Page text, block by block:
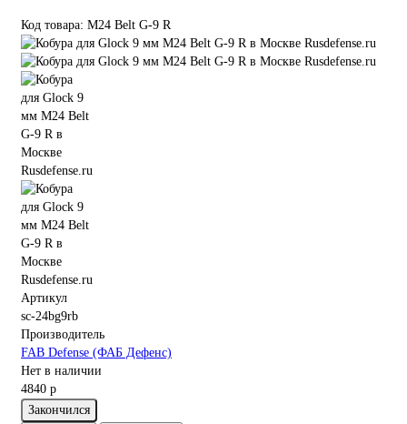
Код товара: M24 Belt G-9 R
Артикул
sc-24bg9rb
Производитель
FAB Defense (ФАБ Дефенс)
Нет в наличии
4840 р
Закончился